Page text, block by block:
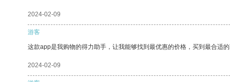
2024-02-09
游客
这款app是我购物的得力助手，让我能够找到最优惠的价格，买到最合适的
2024-02-09